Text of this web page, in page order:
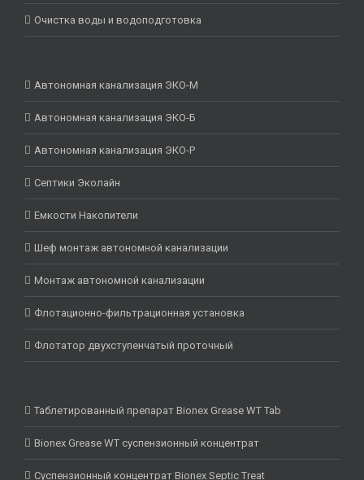
Очистка воды и водоподготовка
Автономная канализация ЭКО-М
Автономная канализация ЭКО-Б
Автономная канализация ЭКО-Р
Септики Эколайн
Емкости Накопители
Шеф монтаж автономной канализации
Монтаж автономной канализации
Флотационно-фильтрационная установка
Флотатор двухступенчатый проточный
Таблетированный препарат Bionex Grease WT Tab
Bionex Grease WT суспензионный концентрат
Суспензионный концентрат Bionex Septic Treat